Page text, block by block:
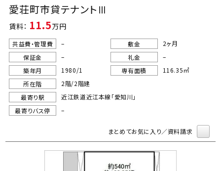
愛荘町市貸テナントⅢ
賃料： 11.5万円
共益費・管理費 – 敷金
2ヶ月
保証金
– 礼金
–
築年月
1980/1 専有面積
116.35㎡
所在階
2階/2階建
最寄り駅
近江鉄道近江本線「愛知川」
最寄りバス停
–
まとめてお気に入り／資料請求